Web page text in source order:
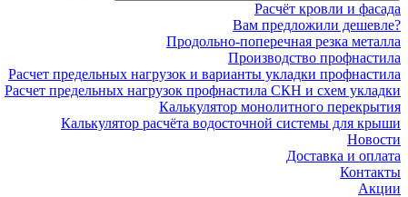
Расчёт кровли и фасада
Вам предложили дешевле?
Продольно-поперечная резка металла
Производство профнастила
Расчет предельных нагрузок и варианты укладки профнастила
Расчет предельных нагрузок профнастила СКН и схем укладки
Калькулятор монолитного перекрытия
Калькулятор расчёта водосточной системы для крыши
Новости
Доставка и оплата
Контакты
Акции